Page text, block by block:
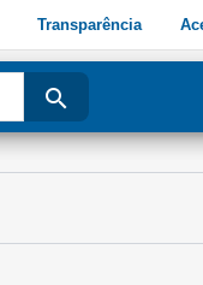
Transparência
search